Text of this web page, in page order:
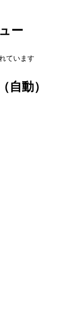
ー
ています
自動）